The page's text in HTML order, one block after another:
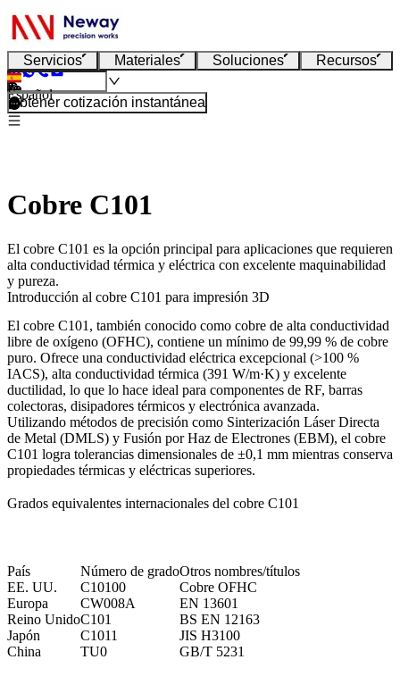
Servicios Materiales Soluciones Recursos
Español
Obtener cotización instantánea
Cobre C101
El cobre C101 es la opción principal para aplicaciones que requieren
alta conductividad térmica y eléctrica con excelente maquinabilidad
y pureza.
Introducción al cobre C101 para impresión 3D
El cobre C101, también conocido como cobre de alta conductividad
libre de oxígeno (OFHC), contiene un mínimo de 99,99 % de cobre
puro. Ofrece una conductividad eléctrica excepcional (>100 %
IACS), alta conductividad térmica (391 W/m·K) y excelente
ductilidad, lo que lo hace ideal para componentes de RF, barras
colectoras, disipadores térmicos y electrónica avanzada.
Utilizando métodos de precisión como Sinterización Láser Directa
de Metal (DMLS) y Fusión por Haz de Electrones (EBM), el cobre
C101 logra tolerancias dimensionales de ±0,1 mm mientras conserva
propiedades térmicas y eléctricas superiores.
Grados equivalentes internacionales del cobre C101
País Número de gradoOtros nombres/títulos
EE. UU.
C10100
Cobre OFHC
Europa
CW008A
EN 13601
Reino UnidoC101
BS EN 12163
Japón
C1011
JIS H3100
China
TU0 GB/T 5231